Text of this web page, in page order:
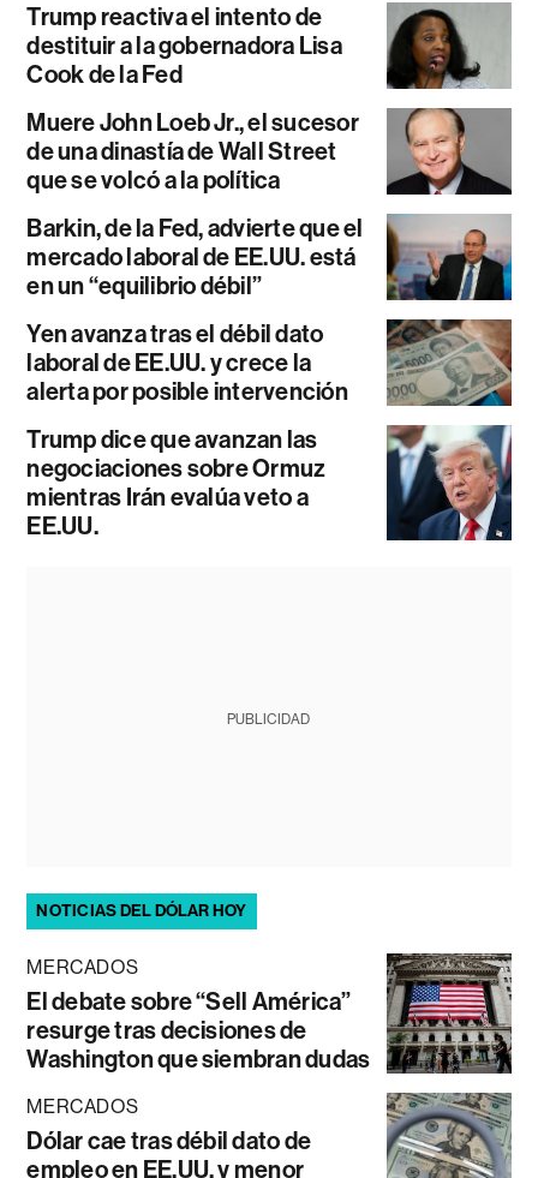
Trump reactiva el intento de
destituir a la gobernadora Lisa
Cook de la Fed
Muere John Loeb Jr., el sucesor
de una dinastía de Wall Street
que se volcó a la política
Barkin, de la Fed, advierte que el
mercado laboral de EE.UU. está
en un “equilibrio débil”
Yen avanza tras el débil dato
laboral de EE.UU. y crece la
alerta por posible intervención
Trump dice que avanzan las
negociaciones sobre Ormuz
mientras Irán evalúa veto a
EE.UU.
PUBLICIDAD
NOTICIAS DEL DÓLAR HOY
MERCADOS
El debate sobre “Sell América”
resurge tras decisiones de
Washington que siembran dudas
MERCADOS
Dólar cae tras débil dato de
empleo en EE.UU. y menor